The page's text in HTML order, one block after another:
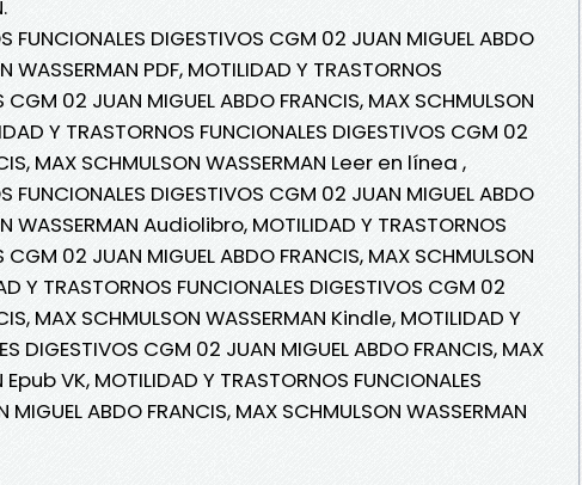
FUNCIONALES DIGESTIVOS CGM 02 JUAN MIGUEL ABDO
WASSERMAN PDF, MOTILIDAD Y TRASTORNOS
CGM 02 JUAN MIGUEL ABDO FRANCIS, MAX SCHMULSON
Y TRASTORNOS FUNCIONALES DIGESTIVOS CGM 02
MAX SCHMULSON WASSERMAN Leer en línea ,
FUNCIONALES DIGESTIVOS CGM 02 JUAN MIGUEL ABDO
WASSERMAN Audiolibro, MOTILIDAD Y TRASTORNOS
CGM 02 JUAN MIGUEL ABDO FRANCIS, MAX SCHMULSON
Y TRASTORNOS FUNCIONALES DIGESTIVOS CGM 02
MAX SCHMULSON WASSERMAN Kindle, MOTILIDAD Y
DIGESTIVOS CGM 02 JUAN MIGUEL ABDO FRANCIS, MAX
VK, MOTILIDAD Y TRASTORNOS FUNCIONALES
ABDO FRANCIS, MAX SCHMULSON WASSERMAN